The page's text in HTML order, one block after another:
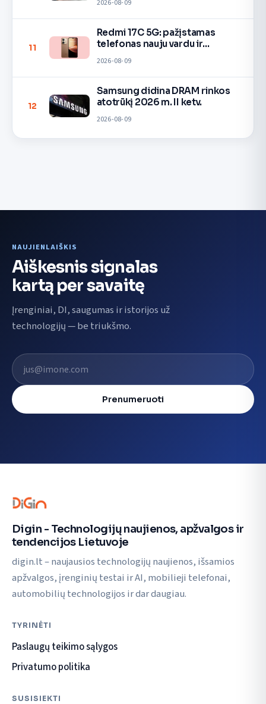
2026-08-09
11
Redmi 17C 5G: pažįstamas
telefonas nauju vardu ir
2026-08-09
12
Samsung didina DRAM rinkos
atotrūkį 2026 m. II ketv.
2026-08-09
NAUJIENLAIŠKIS
Aiškesnis signalas
kartą per savaitę
Įrenginiai, DI, saugumas ir istorijos už
technologijų — be triukšmo.
El. pašto adresas
Prenumeruoti
Digin - Technologijų naujienos, apžvalgos ir
tendencijos Lietuvoje
digin.lt – naujausios technologijų naujienos, išsamios
apžvalgos, įrenginių testai ir AI, mobilieji telefonai,
automobilių technologijos ir dar daugiau.
TYRINĖTI
Paslaugų teikimo sąlygos
Privatumo politika
SUSISIEKTI